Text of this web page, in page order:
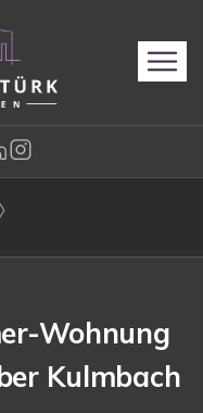
Wohnung
Kulmbach